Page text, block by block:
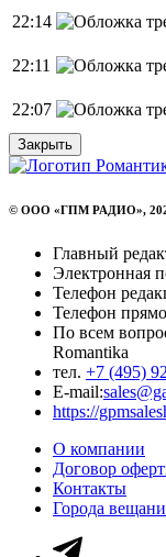
22:14
22:11
22:07
Закрыть
© ООО «ГПМ РАДИО»,
Главный
Электронная
Телефон
Телефон
По всем
Romantika
тел. +7 (495)
E-mail:
https://
О компании
Договор
Контакты
Города